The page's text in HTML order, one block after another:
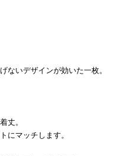
ないデザインが効いた一枚。
丈。
にマッチします。